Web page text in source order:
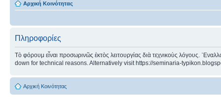
Αρχική Κοινότητας
Πληροφορίες
Τὸ φόρουμ εἶναι προσωρινῶς ἐκτὸς λειτουργίας διὰ τεχνικοὺς λόγους.
down for technical reasons. Alternatively visit https://seminaria-
Αρχική Κοινότητας